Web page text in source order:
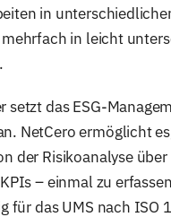
in
in leicht
setzt das ESG-
NetCero ermöglicht
der Risikoanalyse
– einmal zu
für das UMS nach ISO